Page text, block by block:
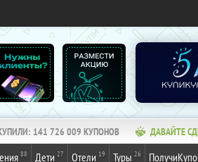
141 726 010 КУПОНОВ ДАВАЙТЕ
88 Дети 27 Отели 19 Туры 26